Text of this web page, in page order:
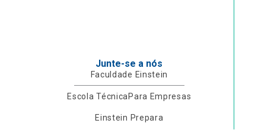
Junte-se a nós
Faculdade Einstein
Escola Técnica Para Empresas
Einstein Prepara